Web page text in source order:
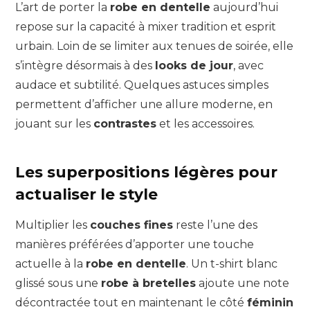
L’art de porter la robe en dentelle aujourd’hui
repose sur la capacité à mixer tradition et esprit
urbain. Loin de se limiter aux tenues de soirée, elle
s’intègre désormais à des looks de jour, avec
audace et subtilité. Quelques astuces simples
permettent d’afficher une allure moderne, en
jouant sur les contrastes et les accessoires.
Les superpositions légères pour
actualiser le style
Multiplier les couches fines reste l’une des
manières préférées d’apporter une touche
actuelle à la robe en dentelle. Un t-shirt blanc
glissé sous une robe à bretelles ajoute une note
décontractée tout en maintenant le côté féminin